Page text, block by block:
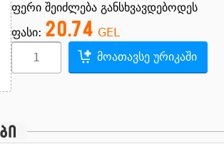
ფერი შეიძლება განსხვავდებოდეს
ფასი: 20.74 GEL
მოათავსე ურიკაში